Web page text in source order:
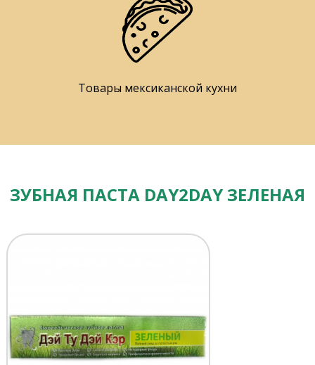
Товары мексиканской кухни
ЗУБНАЯ ПАСТА DAY2DAY ЗЕЛЕНАЯ